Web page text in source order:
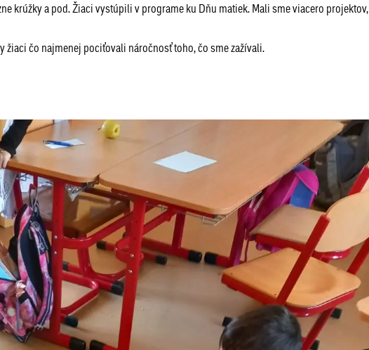
krúžky a pod. Žiaci vystúpili v programe ku Dňu matiek. Mali sme viacero projektov,
čo najmenej pociťovali náročnosť toho, čo sme zažívali.